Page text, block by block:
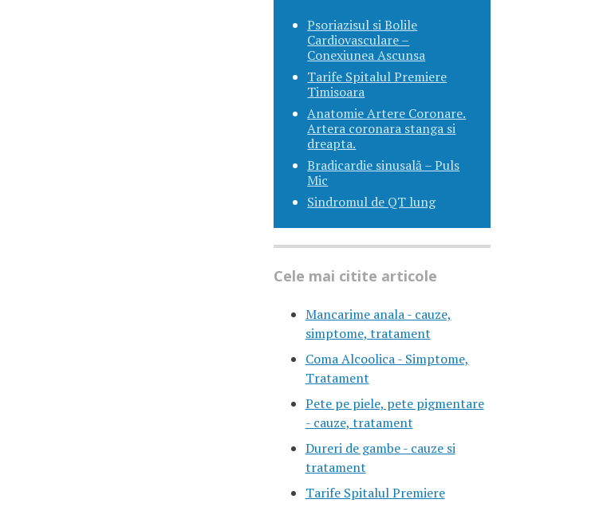
Psoriazisul si Bolile
Cardiovasculare –
Conexiunea Ascunsa
Tarife Spitalul Premiere
Timisoara
Anatomie Artere Coronare.
Artera coronara stanga si
dreapta.
Bradicardie sinusală – Puls
Mic
Sindromul de QT lung
Cele mai citite articole
Mancarime anala - cauze,
simptome, tratament
Coma Alcoolica - Simptome,
Tratament
Pete pe piele, pete pigmentare
- cauze, tratament
Dureri de gambe - cauze si
tratament
Tarife Spitalul Premiere